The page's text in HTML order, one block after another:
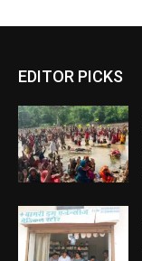
EDITOR PICKS